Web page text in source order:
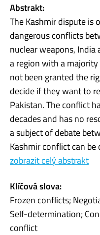
Abstrakt:
The Kashmir dispute is
dangerous conflicts
nuclear weapons, India
a region with a
not been granted the
decide if they want to
Pakistan. The conflict
decades and has no
a subject of debate
Kashmir conflict can be
zobrazit celý abstrakt
Klíčová slova:
Frozen conflicts;
Self-determination;
conflict